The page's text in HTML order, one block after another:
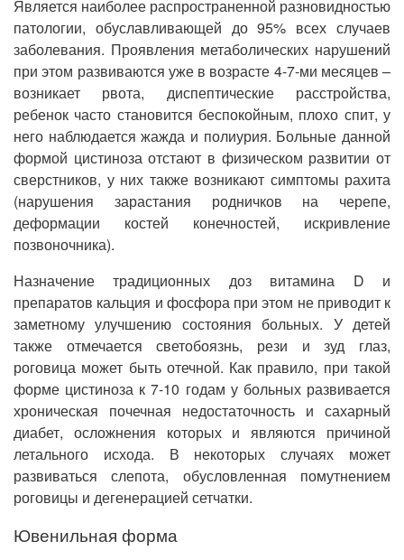
Является наиболее распространенной разновидностью
патологии, обуславливающей до 95% всех случаев
заболевания. Проявления метаболических нарушений
при этом развиваются уже в возрасте 4-7-ми месяцев –
возникает рвота, диспептические расстройства,
ребенок часто становится беспокойным, плохо спит, у
него наблюдается жажда и полиурия. Больные данной
формой цистиноза отстают в физическом развитии от
сверстников, у них также возникают симптомы рахита
(нарушения зарастания родничков на черепе,
деформации костей конечностей, искривление
позвоночника).
Назначение традиционных доз витамина D и
препаратов кальция и фосфора при этом не приводит к
заметному улучшению состояния больных. У детей
также отмечается светобоязнь, рези и зуд глаз,
роговица может быть отечной. Как правило, при такой
форме цистиноза к 7-10 годам у больных развивается
хроническая почечная недостаточность и сахарный
диабет, осложнения которых и являются причиной
летального исхода. В некоторых случаях может
развиваться слепота, обусловленная помутнением
роговицы и дегенерацией сетчатки.
Ювенильная форма